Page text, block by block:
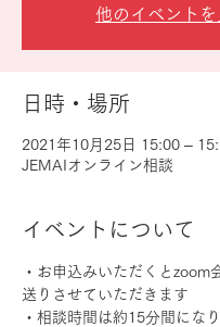
他のイベントを
日時・場所
2021年10月25日 15:00 –
JEMAIオンライン相談
イベントについて
・お申込みいただくとzoom
送りさせていただきます
・相談時間は約15分間にな